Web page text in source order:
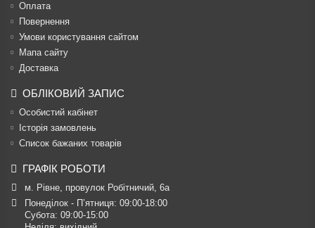
Оплата
Повернення
Умови користування сайтом
Мапа сайту
Доставка
ОБЛІКОВИЙ ЗАПИС
Особистий кабінет
Історія замовлень
Список бажаних товарів
ГРАФІК РОБОТИ
м. Рівне, провулок Робітничий, 6а
Понеділок - П’ятниця: 09:00-18:00
Субота: 09:00-15:00